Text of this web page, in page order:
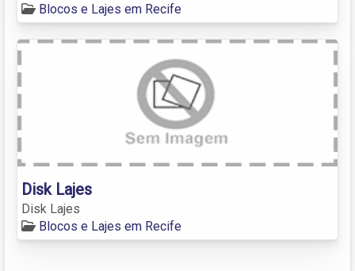
Blocos e Lajes em Recife
Disk Lajes
Disk Lajes
Blocos e Lajes em Recife